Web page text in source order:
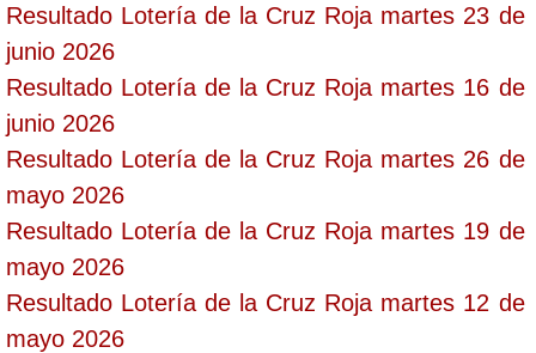
Resultado Lotería de la Cruz Roja martes 23 de
junio 2026
Resultado Lotería de la Cruz Roja martes 16 de
junio 2026
Resultado Lotería de la Cruz Roja martes 26 de
mayo 2026
Resultado Lotería de la Cruz Roja martes 19 de
mayo 2026
Resultado Lotería de la Cruz Roja martes 12 de
mayo 2026